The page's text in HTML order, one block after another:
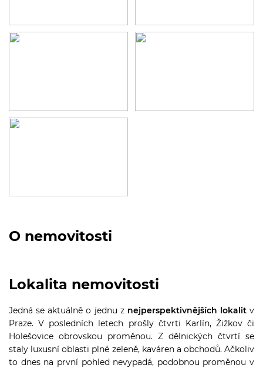
O nemovitosti
Lokalita nemovitosti
Jedná se aktuálně o jednu z nejperspektivnějších lokalitv
Praze. V posledních letech prošly čtvrti Karlín, Žižkov či
Holešovice obrovskou proměnou. Z dělnických čtvrtí se
staly luxusní oblasti plné zeleně, kaváren a obchodů. Ačkoliv
to dnes na první pohled nevypadá, podobnou proměnou v